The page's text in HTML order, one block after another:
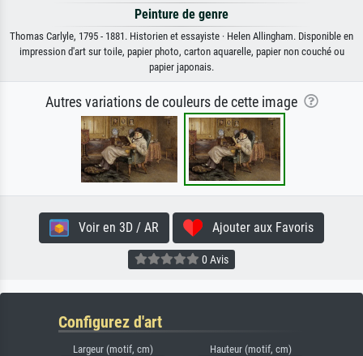
Peinture de genre
Thomas Carlyle, 1795 - 1881. Historien et essayiste · Helen Allingham. Disponible en
impression d'art sur toile, papier photo, carton aquarelle, papier non couché ou
papier japonais.
Autres variations de couleurs de cette image
Voir en 3D / AR Ajouter aux Favoris
0 Avis
Configurez d'art
Largeur (motif, cm) Hauteur (motif, cm)